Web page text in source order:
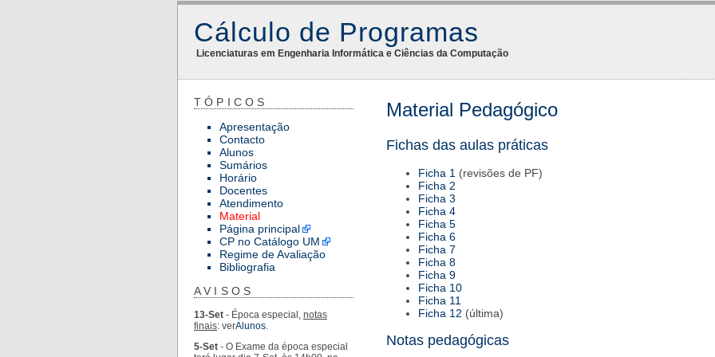
Cálculo de Programas
Licenciaturas em Engenharia Informática e Ciências da Computação
TÓPICOS
Apresentação
Contacto
Alunos
Sumários
Horário
Docentes
Atendimento
Material
Página principal
CP no Catálogo UM
Regime de Avaliação
Bibliografia
AVISOS
13-Set - Época especial, notas
finais: verAlunos.
5-Set - O Exame da época especial
Education
»
CP1415»
MaterialPedagogico
Material Pedagógico
Fichas das aulas práticas
Ficha 1 (revisões de PF)
Ficha 2
Ficha 3
Ficha 4
Ficha 5
Ficha 6
Ficha 7
Ficha 8
Ficha 9
Ficha 10
Ficha 11
Ficha 12 (última)
Notas pedagógicas